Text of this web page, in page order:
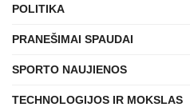
POLITIKA
PRANEŠIMAI SPAUDAI
SPORTO NAUJIENOS
TECHNOLOGIJOS IR MOKSLAS